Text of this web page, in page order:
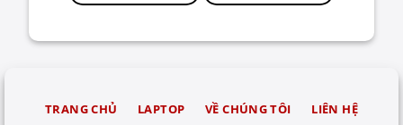
TRANG CHỦ LAPTOP VỀ CHÚNG TÔI LIÊN HỆ